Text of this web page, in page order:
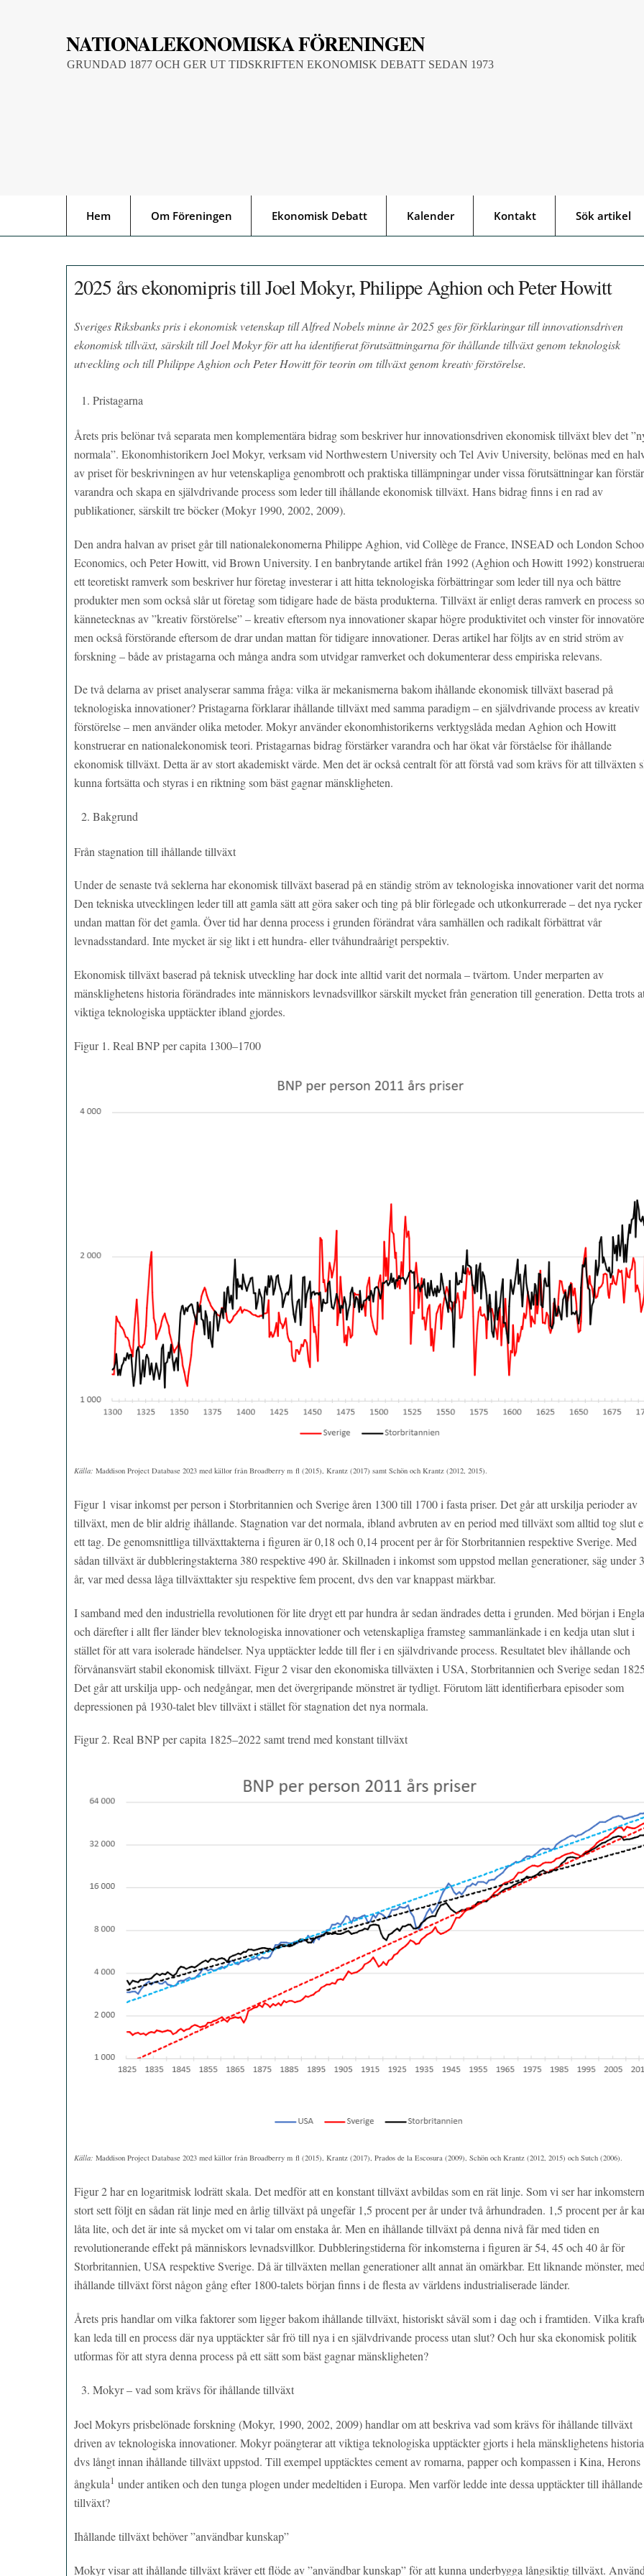
NATIONALEKONOMISKA FÖRENINGEN
GRUNDAD 1877 OCH GER UT TIDSKRIFTEN EKONOMISK DEBATT SEDAN 1973
Hem Om Föreningen Ekonomisk Debatt Kalender Kontakt Sök artikel
2025 års ekonomipris till Joel Mokyr, Philippe Aghion och Peter Howitt
Sveriges Riksbanks pris i ekonomisk vetenskap till Alfred Nobels minne år 2025 gesför förklaringar till innovationsdriven
ekonomisk tillväxt, särskilttill Joel Mokyrför att ha identifierat förutsättningarna för ihållande tillväxt genom teknologisk
utvecklingoch till Philippe Aghion och Peter Howittför teorin om tillväxt genom kreativ förstörelse.
Pristagarna
Årets pris belönar två separata men komplementära bidrag som beskriver hur innovationsdriven ekonomisk tillväxt blev det
normala”. Ekonomhistorikern Joel Mokyr, verksam vid Northwestern University och Tel Aviv University, belönas med en
av priset för beskrivningen av hur vetenskapliga genombrott och praktiska tillämpningar under vissa förutsättningar kan
varandra och skapa en självdrivande process som leder till ihållande ekonomisk tillväxt. Hans bidrag finns i en rad av
publikationer, särskilt tre böcker (Mokyr 1990, 2002, 2009).
Den andra halvan av priset går till nationalekonomerna Philippe Aghion, vid Collège de France, INSEAD och London
Economics, och Peter Howitt, vid Brown University. I en banbrytande artikel från 1992 (Aghion och Howitt 1992)
ett teoretiskt ramverk som beskriver hur företag investerar i att hitta teknologiska förbättringar som leder till nya och bättre
produkter men som också slår ut företag som tidigare hade de bästa produkterna. Tillväxt är enligt deras ramverk en process
kännetecknas av ”kreativ förstörelse” – kreativ eftersom nya innovationer skapar högre produktivitet och vinster för
men också förstörande eftersom de drar undan mattan för tidigare innovationer. Deras artikel har följts av en strid ström av
forskning – både av pristagarna och många andra som utvidgar ramverket och dokumenterar dess empiriska relevans.
De två delarna av priset analyserar samma fråga: vilka är mekanismerna bakom ihållande ekonomisk tillväxt baserad på
teknologiska innovationer? Pristagarna förklarar ihållande tillväxt med samma paradigm – en självdrivande process av kreativ
förstörelse – men använder olika metoder. Mokyr använder ekonomhistorikerns verktygslåda medan Aghion och Howitt
konstruerar en nationalekonomisk teori. Pristagarnas bidrag förstärker varandra och har ökat vår förståelse för ihållande
ekonomisk tillväxt. Detta är av stort akademiskt värde. Men det är också centralt för att förstå vad som krävs för att tillväxten
kunna fortsätta och styras i en riktning som bäst gagnar mänskligheten.
Bakgrund
Från stagnation till ihållande tillväxt
Under de senaste två seklerna har ekonomisk tillväxt baserad på en ständig ström av teknologiska innovationer varit det
Den tekniska utvecklingen leder till att gamla sätt att göra saker och ting på blir förlegade och utkonkurrerade – det nya rycker
undan mattan för det gamla. Över tid har denna process i grunden förändrat våra samhällen och radikalt förbättrat vår
levnadsstandard. Inte mycket är sig likt i ett hundra- eller tvåhundraårigt perspektiv.
Ekonomisk tillväxt baserad på teknisk utveckling har dock inte alltid varit det normala – tvärtom. Under merparten av
mänsklighetens historia förändrades inte människors levnadsvillkor särskilt mycket från generation till generation. Detta trots
viktiga teknologiska upptäckter ibland gjordes.
Figur 1. Real BNP per capita 1300–1700
Källa: Maddison Project Database 2023 med källor från Broadberry m fl (2015), Krantz (2017) samt Schön och Krantz (2012, 2015).
Figur 1 visar inkomst per person i Storbritannien och Sverige åren 1300 till 1700 i fasta priser. Det går att urskilja perioder av
tillväxt, men de blir aldrig ihållande. Stagnation var det normala, ibland avbruten av en period med tillväxt som alltid tog slut
ett tag. De genomsnittliga tillväxttakterna i figuren är 0,18 och 0,14 procent per år för Storbritannien respektive Sverige. Med
sådan tillväxt är dubbleringstakterna 380 respektive 490 år. Skillnaden i inkomst som uppstod mellan generationer, säg under
år, var med dessa låga tillväxttakter sju respektive fem procent, dvs den var knappast märkbar.
I samband med den industriella revolutionen för lite drygt ett par hundra år sedan ändrades detta i grunden. Med början i
och därefter i allt fler länder blev teknologiska innovationer och vetenskapliga framsteg sammanlänkade i en kedja utan slut i
stället för att vara isolerade händelser. Nya upptäckter ledde till fler i en självdrivande process. Resultatet blev ihållande och
förvånansvärt stabil ekonomisk tillväxt. Figur 2 visar den ekonomiska tillväxten i USA, Storbritannien och Sverige sedan
Det går att urskilja upp- och nedgångar, men det övergripande mönstret är tydligt. Förutom lätt identifierbara episoder som
depressionen på 1930-talet blev tillväxt i stället för stagnation det nya normala.
Figur 2. Real BNP per capita 1825–2022 samt trend med konstant tillväxt
Källa: Maddison Project Database 2023 med källor från Broadberry m fl (2015), Krantz (2017), Prados de la Escosura (2009), Schön och Krantz (2012, 2015) och Sutch (2006).
Figur 2 har en logaritmisk lodrätt skala. Det medför att en konstant tillväxt avbildas som en rät linje. Som vi ser har
stort sett följt en sådan rät linje med en årlig tillväxt på ungefär 1,5 procent per år under två århundraden. 1,5 procent per år
låta lite, och det är inte så mycket om vi talar om enstaka år. Men en ihållande tillväxt på denna nivå får med tiden en
revolutionerande effekt på människors levnadsvillkor. Dubbleringstiderna för inkomsterna i figuren är 54, 45 och 40 år för
Storbritannien, USA respektive Sverige. Då är tillväxten mellan generationer allt annat än omärkbar. Ett liknande mönster,
ihållande tillväxt först någon gång efter 1800-talets början finns i de flesta av världens industrialiserade länder.
Årets pris handlar om vilka faktorer som ligger bakom ihållande tillväxt, historiskt såväl som i dag och i framtiden. Vilka
kan leda till en process där nya upptäckter sår frö till nya i en självdrivande process utan slut? Och hur ska ekonomisk politik
utformas för att styra denna process på ett sätt som bäst gagnar mänskligheten?
Mokyr – vad som krävs för ihållande tillväxt
Joel Mokyrs prisbelönade forskning (Mokyr, 1990, 2002, 2009) handlar om att beskriva vad som krävs för ihållande tillväxt
driven av teknologiska innovationer. Mokyr poängterar att viktiga teknologiska upptäckter gjorts i hela mänsklighetens
dvs långt innan ihållande tillväxt uppstod. Till exempel upptäcktes cement av romarna, papper och kompassen i Kina, Herons
ångkula1 under antiken och den tunga plogen under medeltiden i Europa. Men varför ledde inte dessa upptäckter till ihållande
tillväxt?
Ihållande tillväxt behöver ”användbar kunskap”
Mokyr visar att ihållande tillväxt kräver ett flöde av ”användbar kunskap” för att kunna underbygga långsiktig tillväxt.